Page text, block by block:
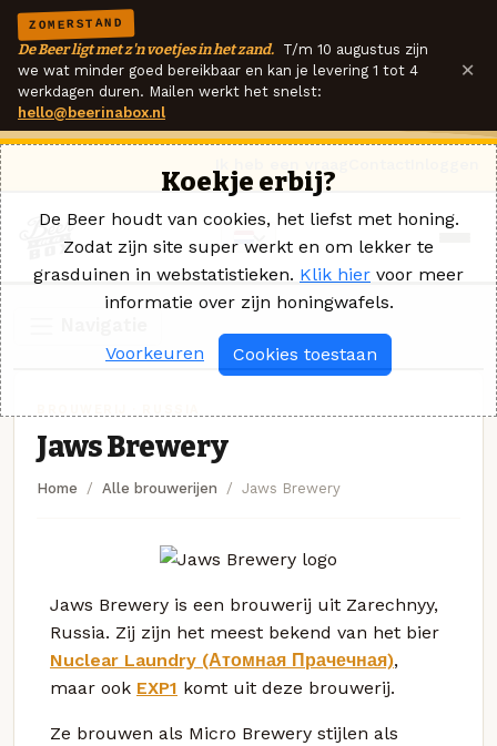
ZOMERSTAND
De Beer ligt met z'n voetjes in het zand. T/m 10 augustus zijn
we wat minder goed bereikbaar en kan je levering 1 tot 4
werkdagen duren. Mailen werkt het snelst:
hello@beerinabox.nl
×
Jaws Brewery
Home Alle brouwerijen Jaws Brewery
Jaws Brewery is een brouwerij uit Zarechnyy,
Russia. Zij zijn het meest bekend van het bier
Nuclear Laundry (Атомная Прачечная),
maar ook EXP1 komt uit deze brouwerij.
Ze brouwen als Micro Brewery stijlen als
Koekje erbij?
De Beer houdt van cookies, het liefst met honing.
Zodat zijn site super werkt en om lekker te
grasduinen in webstatistieken. Klik hier voor meer
informatie over zijn honingwafels.
Voorkeuren Cookies toestaan